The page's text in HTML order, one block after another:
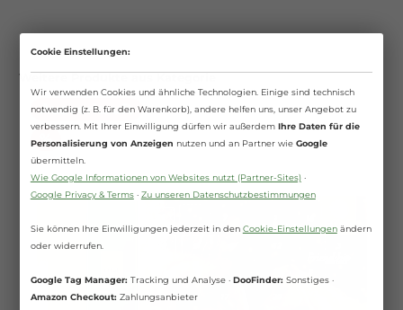
Weitere Produkte aus Kategorie
Ausverkauft
%
Cookie Einstellungen:
Wir verwenden Cookies und ähnliche Technologien. Einige sind technisch
notwendig (z. B. für den Warenkorb), andere helfen uns, unser Angebot zu
verbessern. Mit Ihrer Einwilligung dürfen wir außerdem Ihre Daten für die
Personalisierung von Anzeigen nutzen und an Partner wie Google
übermitteln.
Wie Google Informationen von Websites nutzt (Partner-Sites)·
Google Privacy & Terms· Zu unseren Datenschutzbestimmungen
Sie können Ihre Einwilligungen jederzeit in den Cookie-Einstellungenändern
oder widerrufen.
Google Tag Manager: Tracking und Analyse · DooFinder: Sonstiges ·
Amazon Checkout: Zahlungsanbieter